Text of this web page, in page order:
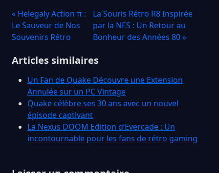
« Helegaly Action π :
Le Sauveur de Nos
Souvenirs Rétro
La Souris Rétro R8 Inspirée
par la NES : Un Retour au
Bonheur des Années 80 »
Articles similaires
Un Fan de Quake Découvre une Extension
Annulée sur un PC Vintage
Quake célèbre ses 30 ans avec un nouvel
épisode captivant
La Nexus DOOM Edition d’Evercade : Un
incontournable pour les fans de rétro gaming